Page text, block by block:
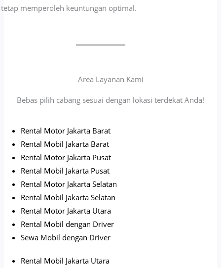
tetap memperoleh keuntungan optimal.
Area Layanan Kami
Bebas pilih cabang sesuai dengan lokasi terdekat Anda!
Rental Motor Jakarta Barat
Rental Mobil Jakarta Barat
Rental Motor Jakarta Pusat
Rental Mobil Jakarta Pusat
Rental Motor Jakarta Selatan
Rental Mobil Jakarta Selatan
Rental Motor Jakarta Utara
Rental Mobil dengan Driver
Sewa Mobil dengan Driver
Rental Mobil Jakarta Utara